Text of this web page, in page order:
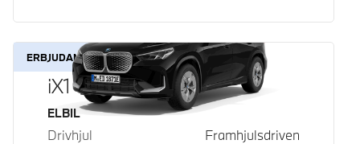
ERBJUDANDE
iX1 eDrive20
Bränsle
ELBIL
Drivhjul
Framhjulsdriven